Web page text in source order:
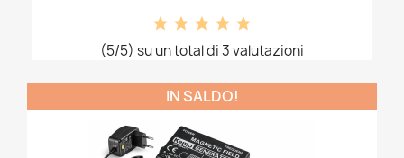
(5/5) su un total di 3 valutazioni
IN SALDO!